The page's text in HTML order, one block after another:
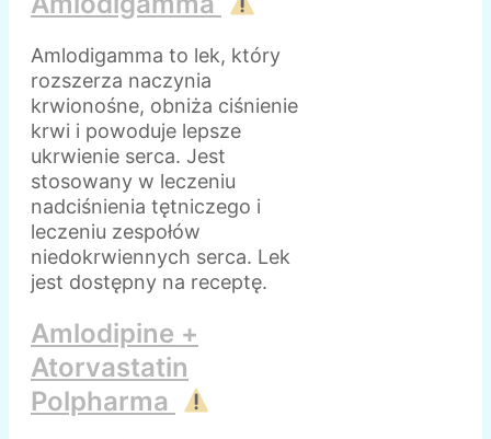
Amlodigamma to lek, który
rozszerza naczynia
krwionośne, obniża ciśnienie
krwi i powoduje lepsze
ukrwienie serca. Jest
stosowany w leczeniu
nadciśnienia tętniczego i
leczeniu zespołów
niedokrwiennych serca. Lek
jest dostępny na receptę.
Amlodipine +
Atorvastatin
Polpharma